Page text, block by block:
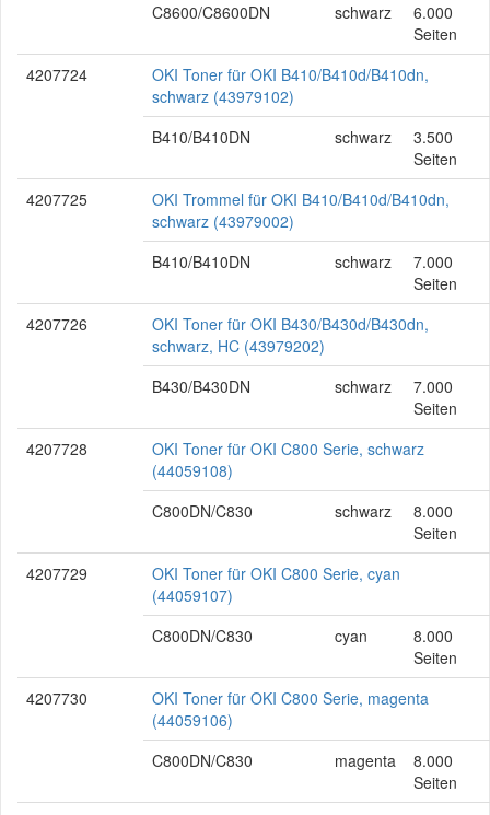
C8600/C8600DN
schwarz
6.000
Seiten
4207724
OKI Toner für OKI B410/B410d/B410dn,
schwarz (43979102)
B410/B410DN
schwarz
3.500
Seiten
4207725
OKI Trommel für OKI B410/B410d/B410dn,
schwarz (43979002)
B410/B410DN
schwarz
7.000
Seiten
4207726
OKI Toner für OKI B430/B430d/B430dn,
schwarz, HC (43979202)
B430/B430DN
schwarz
7.000
Seiten
4207728
OKI Toner für OKI C800 Serie, schwarz
(44059108)
C800DN/C830
schwarz
8.000
Seiten
4207729
OKI Toner für OKI C800 Serie, cyan
(44059107)
C800DN/C830
cyan
8.000
Seiten
4207730
OKI Toner für OKI C800 Serie, magenta
(44059106)
C800DN/C830
magenta
8.000
Seiten